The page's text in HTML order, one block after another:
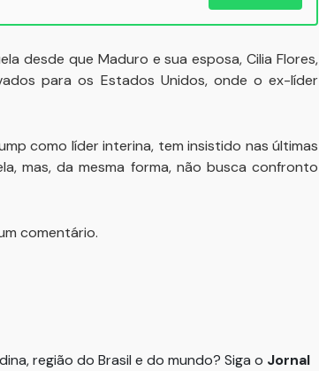
desde que Maduro e sua esposa, Cilia Flores,
para os Estados Unidos, onde o ex-líder
como líder interina, tem insistido nas últimas
mas, da mesma forma, não busca confronto
comentário.
região do Brasil e do mundo? Siga o Jornal